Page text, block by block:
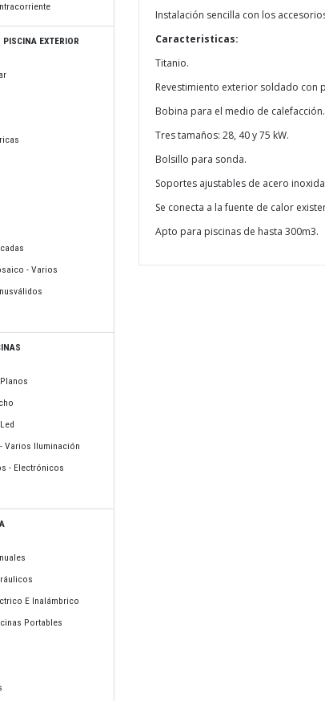
EXTERIOR
- Varios
Varios Iluminación
- Electrónicos
E Inalámbrico
Portables
Instalación sencilla con los
Caracteristicas:
Titanio.
Revestimiento exterior soldado con
Bobina para el medio de calefacción.
Tres tamaños: 28, 40 y 75 kW.
Bolsillo para sonda.
Soportes ajustables de acero
Se conecta a la fuente de calor
Apto para piscinas de hasta 300m3.